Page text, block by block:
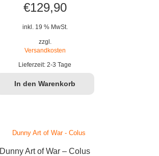
€129,90
inkl. 19 % MwSt.
zzgl.
Versandkosten
Lieferzeit: 2-3 Tage
In den Warenkorb
Dunny Art of War – Colus